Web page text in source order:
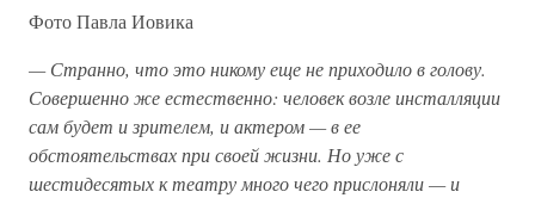
Фото Павла Иовика
— Странно, чтоэтоникомуещенеприходиловголову.
Совершенножеестественно: человеквозлеинсталляции
самбудет изрителем, иактером —вее
обстоятельствахприсвоейжизни. Ноужес
шестидесятыхктеатрумногочегоприслоняли —и